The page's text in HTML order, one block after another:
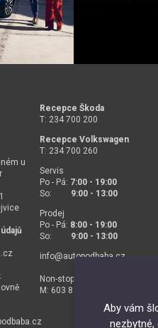
u
Recepce Škoda
T: 234 700 200
Recepce Volkswagen
T: 234 700 260
Servis
Po - Pá: 7:00 - 19:00
So: 9:00 - 13:00
Prodej
Po - Pá: 8:00 - 19:00
So: 9:00 - 13:00
info@autopodbaba.cz
Non-stop asistenční služba
M: 603 888 311
Aby vám